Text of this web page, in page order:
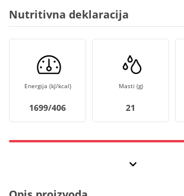
Nutritivna deklaracija
Energija (kJ/kcal)
1699/406
Masti (g)
21